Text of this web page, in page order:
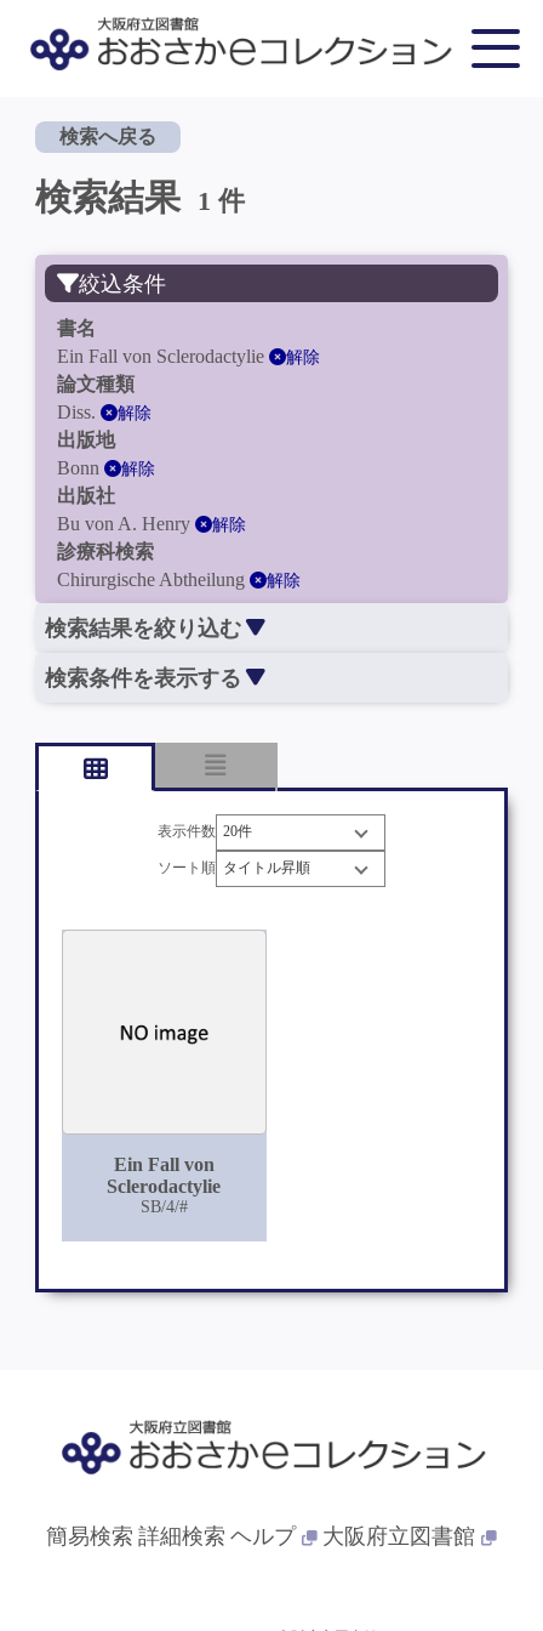
検索へ戻る
検索結果 1 件
絞込条件
書名
Ein Fall von Sclerodactylie
解除
論文種類
Diss.
解除
出版地
Bonn
解除
出版社
Bu von A. Henry
解除
診療科検索
Chirurgische Abtheilung
解除
検索結果を絞り込む
検索条件を表示する
表示件数
ソート順
Ein Fall von
Sclerodactylie
SB/4/#
簡易検索 詳細検索 ヘルプ 大阪府立図書館